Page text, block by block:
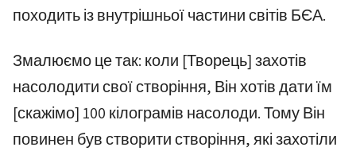
походить із внутрішньої частини світів БЄА.
Змалюємо це так: коли [Творець] захотів
насолодити свої створіння, Він хотів дати їм
[скажімо] 100 кілограмів насолоди. Тому Він
повинен був створити створіння, які захотіли